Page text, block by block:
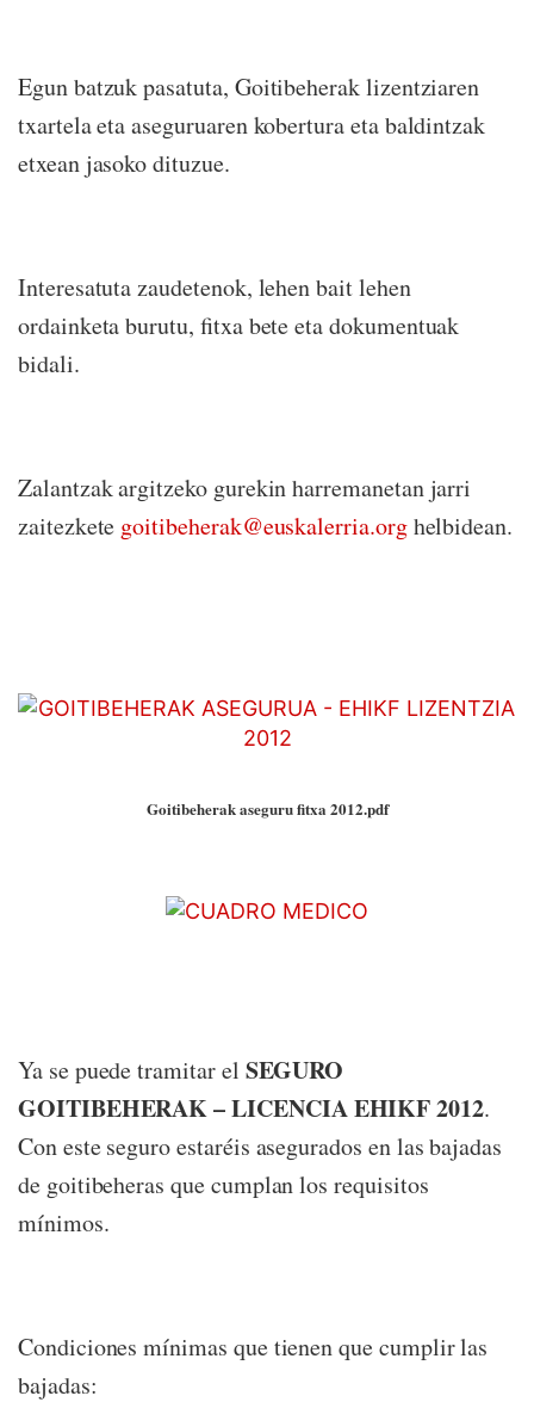
Egun batzuk pasatuta, Goitibeherak lizentziaren
txartela eta aseguruaren kobertura eta baldintzak
etxean jasoko dituzue.
Interesatuta zaudetenok, lehen bait lehen
ordainketa burutu, fitxa bete eta dokumentuak
bidali.
Zalantzak argitzeko gurekin harremanetan jarri
zaitezkete goitibeherak@euskalerria.orghelbidean.
Goitibeherak aseguru fitxa 2012.pdf
Ya se puede tramitar el SEGURO
GOITIBEHERAK – LICENCIA EHIKF 2012.
Con este seguro estaréis asegurados en las bajadas
de goitibeheras que cumplan los requisitos
mínimos.
Condiciones mínimas que tienen que cumplir las
bajadas: